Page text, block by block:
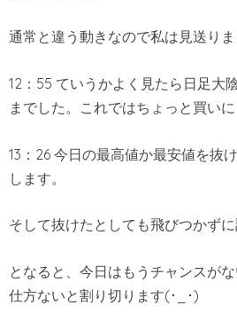
通常と違う動きなので私は見送り
12：55 ていうかよく見たら日足大
までした。これではちょっと買い
13：26 今日の最高値か最安値を抜
します。
そして抜けたとしても飛びつかずに
となると、今日はもうチャンスが
仕方ないと割り切ります(･_･)